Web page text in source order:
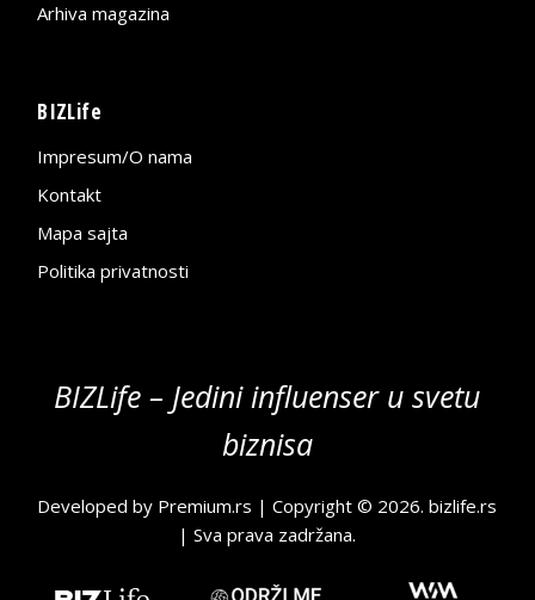
Arhiva magazina
BIZLife
Impresum/O nama
Kontakt
Mapa sajta
Politika privatnosti
BIZLife – Jedini influenser u svetu
biznisa
Developed by Premium.rs | Copyright © 2026.bizlife.rs
| Sva prava zadržana.